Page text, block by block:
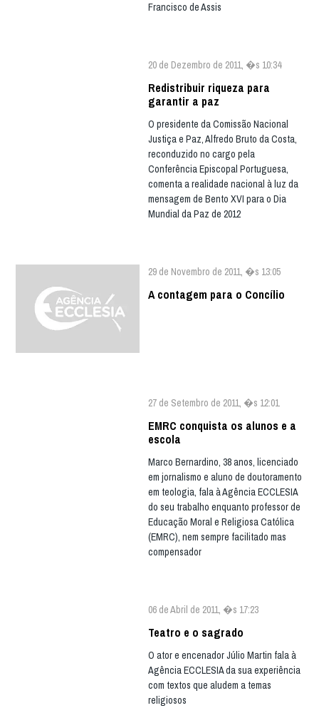
Francisco de Assis
20 de Dezembro de 2011, �s 10:34
Redistribuir riqueza para
garantir a paz
O presidente da Comissão Nacional
Justiça e Paz, Alfredo Bruto da Costa,
reconduzido no cargo pela
Conferência Episcopal Portuguesa,
comenta a realidade nacional à luz da
mensagem de Bento XVI para o Dia
Mundial da Paz de 2012
29 de Novembro de 2011, �s 13:05
A contagem para o Concílio
27 de Setembro de 2011, �s 12:01
EMRC conquista os alunos e a
escola
Marco Bernardino, 38 anos, licenciado
em jornalismo e aluno de doutoramento
em teologia, fala à Agência ECCLESIA
do seu trabalho enquanto professor de
Educação Moral e Religiosa Católica
(EMRC), nem sempre facilitado mas
compensador
06 de Abril de 2011, �s 17:23
Teatro e o sagrado
O ator e encenador Júlio Martin fala à
Agência ECCLESIA da sua experiência
com textos que aludem a temas
religiosos